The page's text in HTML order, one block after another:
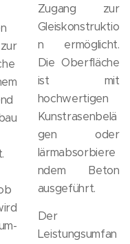
Zugang zur
Gleiskonstruktio
n ermöglicht.
Die Oberfläche
ist mit
hochwertigen
Kunstrasenbelä
gen oder
lärmabsorbiere
ndem Beton
ausgeführt.
Der
Leistungsumfan